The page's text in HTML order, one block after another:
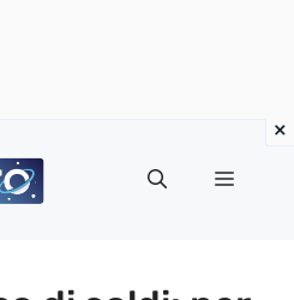
Menu